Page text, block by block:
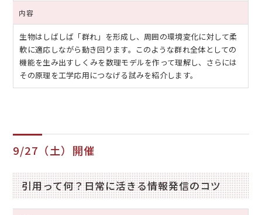
内容
生物はしばしば「群れ」を形成し、周囲の環境変化に対して柔
軟に適応しながら動き回ります。このような群れ全体としての
機能を生み出すしくみを数理モデルを作って理解し、さらには
その原理を工学応用につなげる試みを紹介します。
9/27（土）開催
引用って何？日常に活きる情報発信のコツ